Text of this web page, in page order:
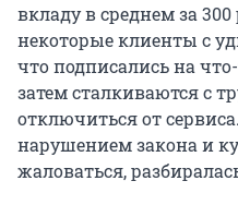
вкладу в среднем за
некоторые клиенты с
что подписались на что-
затем сталкиваются с
отключиться от
нарушением закона и
жаловаться,